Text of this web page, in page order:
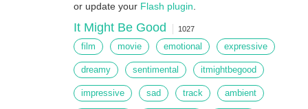
or update your Flash plugin.
It Might Be Good 1027
film movie emotional expressive
dreamy sentimental itmightbegood
impressive sad track ambient